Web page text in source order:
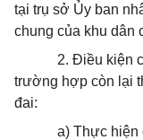
tại trụ sở Ủy ban
chung của khu dân
2. Điều kiện
trường hợp còn lại
đai:
a) Thực hiện